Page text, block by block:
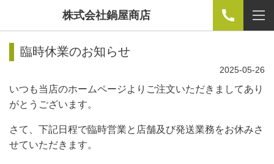
株式会社鍋屋商店
臨時休業のお知らせ
2025-05-26
いつも当店のホームページよりご注文いただきましてあり
がとうございます。
さて、下記日程で臨時営業と店舗及び発送業務をお休みさ
せていただきます。